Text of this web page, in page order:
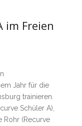
im Freien
Jahr für die
trainieren.
Schüler A),
Rohr (Recurve